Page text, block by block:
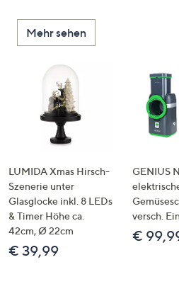
Mehr sehen
LUMIDA Xmas Hirsch-
Szenerie unter
Glasglocke inkl. 8 LEDs
& Timer Höhe ca.
42cm, Ø 22cm
€ 39,99
GENIUS
versch.
€